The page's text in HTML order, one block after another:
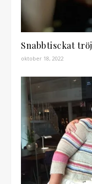
Snabbtisckat
oktober 18, 2022